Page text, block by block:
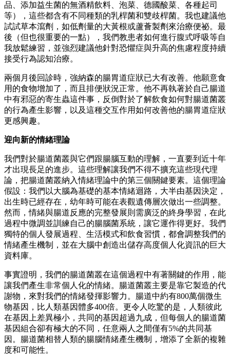
品、添加益生菌的無酒精飲料、泡菜、德國酸菜、各種起司
等），這些都含有不同種類的乳桿菌和雙歧桿菌。我也建議他
試試草本瀉劑，如低劑量的大黃根或蘆薈製劑來治療便祕。最
後（但也很重要的一點），我們教患者如何進行腹式呼吸等自
我放鬆練習，並強烈建議他針對恐懼症與升高的焦慮程度持續
接受行為認知治療。
兩個月後回診時，強納森的腸胃道症狀已大有改善。他願意食
用的食物增加了，而且排便狀況正常。他不再執著於自己腸道
中有邪惡的寄生蟲這件事，反倒對於了解飲食如何對腸道菌叢
的行為產生影響，以及這種交互作用如何改善他的腸胃道症狀
更感興趣。
迎向新的情緒理論
我們對於腸道菌叢與它們跟腸腦互動的理解，一直要到近十年
才出現長足的進步。這些理解讓我們不得不擴充這些現代理
論，把腸道菌叢納入情緒理論中的第三個關鍵要素。這個理論
假設：我們以大腦為基礎的基本情緒迴路，大半由基因決定，
出生時已經存在，幼年時可能在表觀遺傳層次做出一些調整。
然而，情緒與腸道反應的完整發展則需廣泛的終身學習，在此
過程中微調並訓練自己的腸腦菌系統，讓它運作得更好。我們
獨特的個人發展過程、生活模式和飲食習慣，都會調整我們的
情緒產生機制，並在大腦中創造出儲存高度個人化資訊的巨大
資料庫。
事實證明，我們的腸道菌叢在這個過程中有著關鍵的作用，能
讓我們產生非常個人化的情緒。腸道菌叢主要是靠它製造的代
謝物，來對我們的情緒發揮影響力。腸道中約有800萬個微生
物基因，比人類基因體多400倍。更令人吃驚的是，人類彼此
在基因上差異極小，共同的基因超過九成，但每個人的腸道菌
基因組合卻有極大的不同，任意兩人之間僅有5%的共同基
因。腸道菌相替人類的腸腦情緒產生機制，增添了全新的複雜
度和可能性。